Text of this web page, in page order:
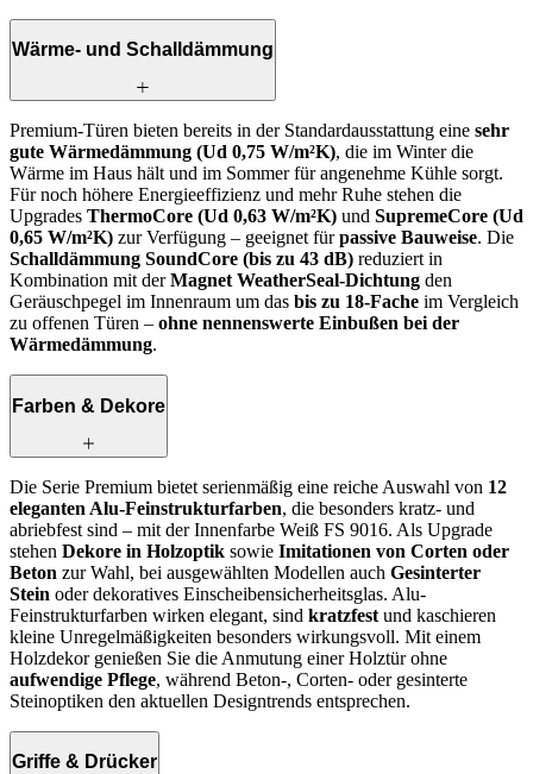
Wärme- und Schalldämmung
Premium-Türen bieten bereits in der Standardausstattung eine sehr
gute Wärmedämmung (Ud 0,75 W/m²K), die im Winter die
Wärme im Haus hält und im Sommer für angenehme Kühle sorgt.
Für noch höhere Energieeffizienz und mehr Ruhe stehen die
Upgrades ThermoCore (Ud 0,63 W/m²K) und SupremeCore (Ud
0,65 W/m²K) zur Verfügung – geeignet fürpassive Bauweise. Die
Schalldämmung SoundCore (bis zu 43 dB) reduziert in
Kombination mit derMagnet WeatherSeal-Dichtung den
Geräuschpegel im Innenraum um das bis zu 18-Fache im Vergleich
zu offenen Türen – ohne nennenswerte Einbußen bei der
Wärmedämmung.
Farben & Dekore
Die Serie Premium bietet serienmäßig eine reiche Auswahl von 12
eleganten Alu-Feinstrukturfarben, die besonders kratz- und
abriebfest sind – mit der Innenfarbe Weiß FS 9016. Als Upgrade
stehen Dekore in Holzoptik sowie Imitationen von Corten oder
Beton zur Wahl, bei ausgewählten Modellen auch Gesinterter
Stein oder dekoratives Einscheibensicherheitsglas. Alu-
Feinstrukturfarben wirken elegant, sind kratzfest und kaschieren
kleine Unregelmäßigkeiten besonders wirkungsvoll. Mit einem
Holzdekor genießen Sie die Anmutung einer Holztür ohne
aufwendige Pflege, während Beton‑, Corten‑ oder gesinterte
Steinoptiken den aktuellen Designtrends entsprechen.
Griffe & Drücker